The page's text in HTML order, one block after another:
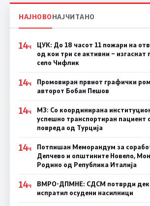
НАЈНОВОНАЈЧИТАНО
14Ч
ЦУК: До 18 часот 11 пожари на
од кои три се активни – изгаснат
село Чифлик
14Ч
Промовиран првиот графички
авторот Бобан Пешов
14Ч
МЗ: Со координирана
успешно транспортиран пациент
повреда од Турција
14Ч
Потпишан Меморандум за
Делчево и општините Новело,
Родино од Република Италија
14Ч
ВМРО-ДПМНЕ: СДСM потврди
испратил осудени насилници